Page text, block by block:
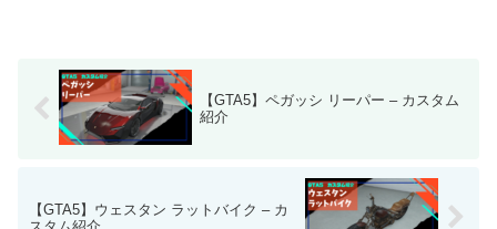
【GTA5】ペガッシ リーパー – カスタム
紹介
【GTA5】ウェスタン ラットバイク – カ